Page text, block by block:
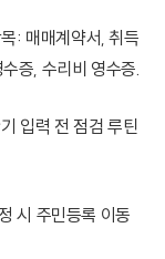
: 매매계약서, 취득
증, 수리비 영수증.
입력 전 점검 루틴
시 주민등록 이동